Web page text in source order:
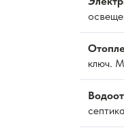
ключ.